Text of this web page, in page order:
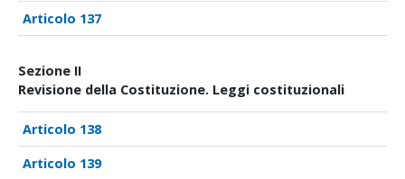
137
Sezione II
Revisione della Costituzione. Leggi costituzionali
138
139